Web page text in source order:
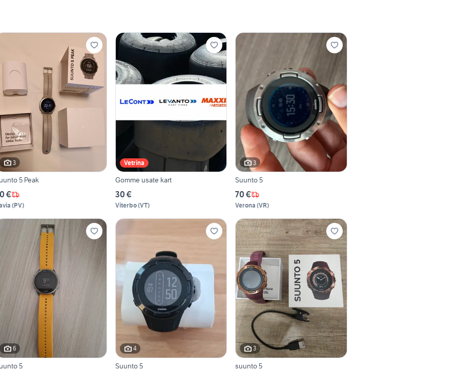
3
5 Peak
€
(PV)
Vetrina
Gomme usate kart
30 €
Viterbo(VT)
3
Suunto 5
70 €
Verona (VR)
6
5
4
Suunto 5
3
suunto 5